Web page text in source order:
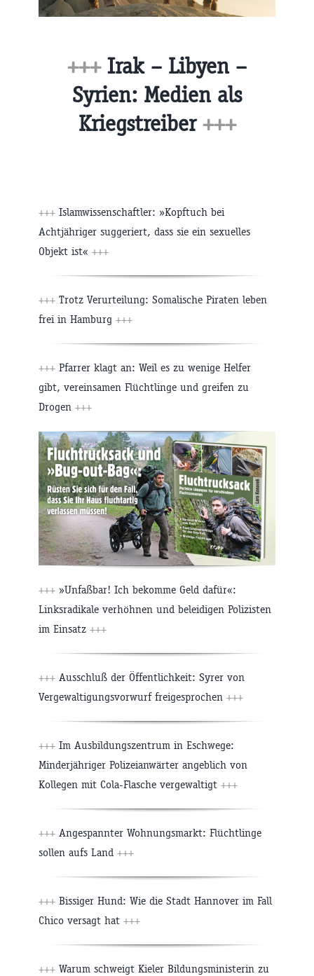
+++ Irak – Libyen –
Syrien: Medien als
Kriegstreiber+++
+++ Islamwissenschaftler: »Kopftuch bei
Achtjähriger suggeriert, dass sie ein sexuelles
Objekt ist« +++
+++ Trotz Verurteilung: Somalische Piraten leben
frei in Hamburg +++
+++ Pfarrer klagt an: Weil es zu wenige Helfer
gibt, vereinsamen Flüchtlinge und greifen zu
Drogen +++
+++ »Unfaßbar! Ich bekomme Geld dafür«:
Linksradikale verhöhnen und beleidigen Polizisten
im Einsatz +++
+++ Ausschluß der Öffentlichkeit: Syrer von
Vergewaltigungsvorwurf freigesprochen +++
+++ Im Ausbildungszentrum in Eschwege:
Minderjähriger Polizeianwärter angeblich von
Kollegen mit Cola-Flasche vergewaltigt +++
+++ Angespannter Wohnungsmarkt: Flüchtlinge
sollen aufs Land +++
+++ Bissiger Hund: Wie die Stadt Hannover im Fall
Chico versagt hat +++
+++ Warum schweigt Kieler Bildungsministerin zu